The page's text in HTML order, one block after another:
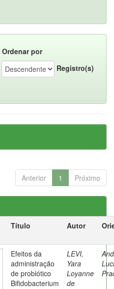
Ordenar por
Registro(s)
Anterior 1 Próximo
Título Autor
Efeitos da
administração
de probiótico
Bifidobacterium
LEVI,
Yara
Loyanne
de